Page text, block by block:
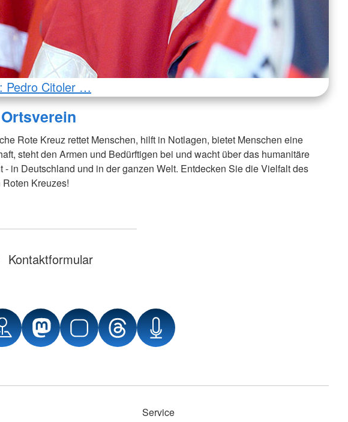
Pedro Citoler …
Rote Kreuz rettet Menschen, hilft in Notlagen, bietet Menschen eine
steht den Armen und Bedürftigen bei und wacht über das humanitäre
- in Deutschland und in der ganzen Welt. Entdecken Sie die Vielfalt des
Kreuzes!
Kontaktformular
Service